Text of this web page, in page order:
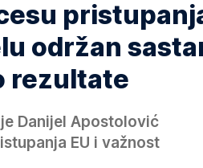
održan
rezultate
Danijel Apostolović
EU i važnost